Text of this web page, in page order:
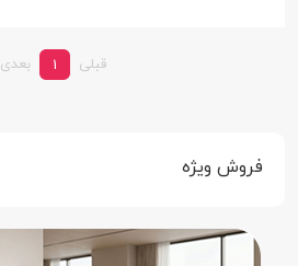
قبلی 1 بعدی
فروش ویژه